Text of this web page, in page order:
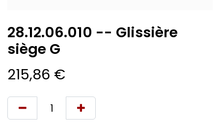
28.12.06.010 -- Glissière
siège G
215,86 €